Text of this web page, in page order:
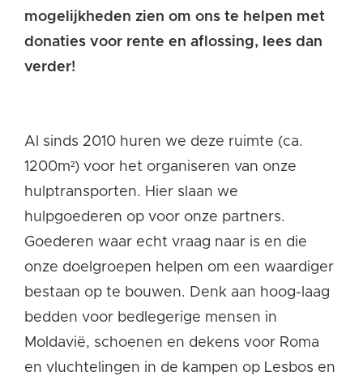
mogelijkheden zien om ons te helpen met
donaties voor rente en aflossing, lees dan
verder!
Al sinds 2010 huren we deze ruimte (ca.
1200m²) voor het organiseren van onze
hulptransporten. Hier slaan we
hulpgoederen op voor onze partners.
Goederen waar echt vraag naar is en die
onze doelgroepen helpen om een waardiger
bestaan op te bouwen. Denk aan hoog-laag
bedden voor bedlegerige mensen in
Moldavië, schoenen en dekens voor Roma
en vluchtelingen in de kampen op Lesbos en